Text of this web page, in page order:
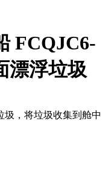
FCQJC6-
漂浮垃圾
圾，将垃圾收集到舱中